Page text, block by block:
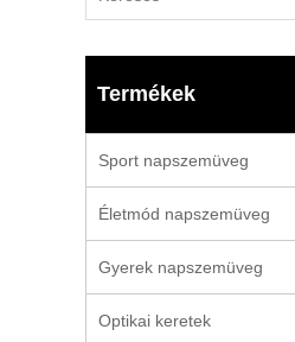
Termékek
Sport napszemüveg
Életmód napszemüveg
Gyerek napszemüveg
Optikai keretek